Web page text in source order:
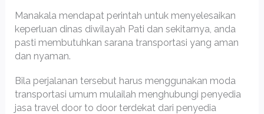
Manakala mendapat perintah untuk menyelesaikan
keperluan dinas diwilayah Pati dan sekitarnya, anda
pasti membutuhkan sarana transportasi yang aman
dan nyaman.
Bila perjalanan tersebut harus menggunakan moda
transportasi umum mulailah menghubungi penyedia
jasa travel door to door terdekat dari penyedia